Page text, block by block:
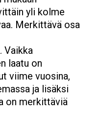
yli kolme
Merkittävä osa
Vaikka
laatu on
viime vuosina,
ja lisäksi
on merkittäviä